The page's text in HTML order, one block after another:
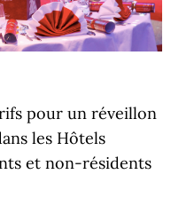
pour un réveillon
les Hôtels
et non-résidents